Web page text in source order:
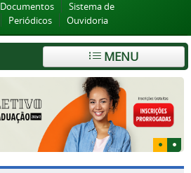
Documentos
Sistema de
Periódicos Ouvidoria
MENU